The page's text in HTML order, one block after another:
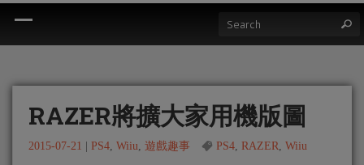
RAZER將擴大家用機版圖
2015-07-21 PS4, Wiiu, 遊戲趣事 PS4, RAZER, Wiiu